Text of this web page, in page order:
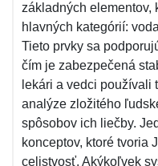
základných elementov,
hlavných kategórií:
Tieto prvky sa
čím je zabezpečená
lekári a vedci používali
analýze zložitého
spôsobov ich liečby.
konceptov, ktoré tvoria
celistvosť. Akýkoľvek